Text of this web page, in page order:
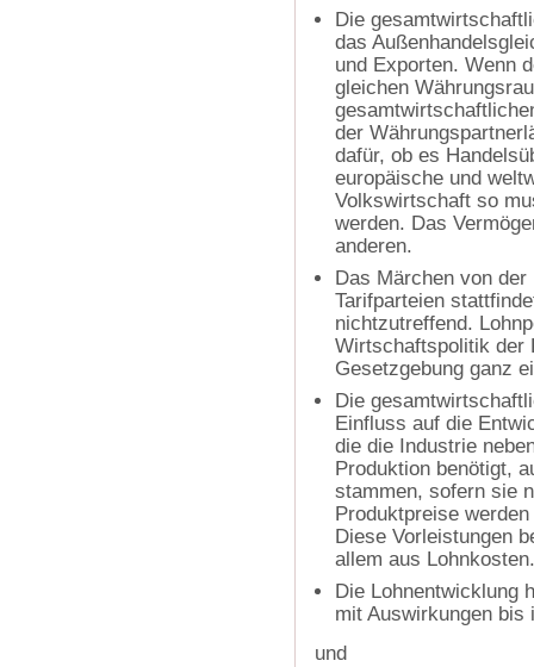
Die
das
und Exporten. Wenn
gleichen
der
dafür, ob es
europäische und
Volkswirtschaft so
werden. Das
anderen.
Das Märchen von
Tarifparteien
nichtzutreffend.
Wirtschaftspolitik der
Gesetzgebung ganz
Die
Einfluss auf die
die die Industrie
Produktion benötigt,
stammen, sofern sie
Produktpreise
Diese Vorleistungen
allem aus Lohnkosten.
Die Lohnentwicklung
mit Auswirkungen bis
und